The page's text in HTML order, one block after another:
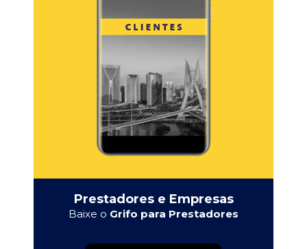
Prestadores e Empresas
Baixe o Grifo para Prestadores